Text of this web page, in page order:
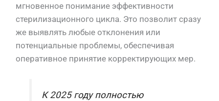
мгновенное понимание эффективности
стерилизационного цикла. Это позволит сразу
же выявлять любые отклонения или
потенциальные проблемы, обеспечивая
оперативное принятие корректирующих мер.
К 2025 году полностью